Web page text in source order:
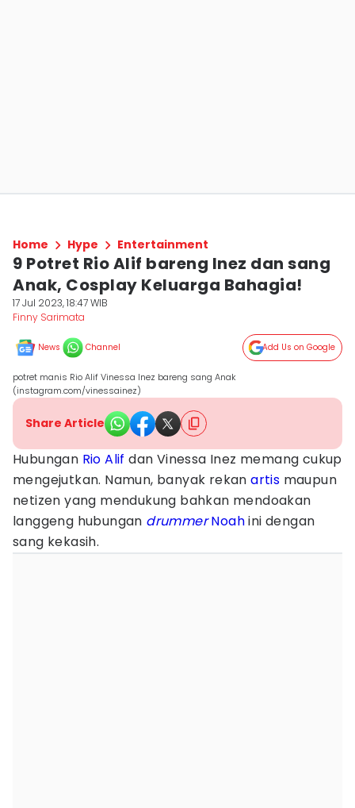
Home Hype Entertainment
9 Potret Rio Alif bareng Inez dan sang
Anak, Cosplay Keluarga Bahagia!
17 Jul 2023, 18:47 WIB
Finny Sarimata
News Channel Add Us on Google
potret manis Rio Alif Vinessa Inez bareng sang Anak
(instagram.com/vinessainez)
Share Article
Hubungan Rio Alif dan Vinessa Inez memang cukup
mengejutkan. Namun, banyak rekanartis maupun
netizen yang mendukung bahkan mendoakan
langgeng hubungan drummer Noahini dengan
sang kekasih.